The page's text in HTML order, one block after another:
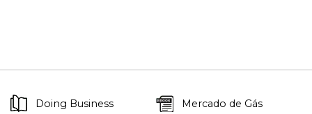
Doing Business Mercado de Gás